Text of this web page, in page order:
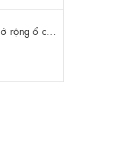
10284 Bộ mở rộng ổ cứng IBM Lenovo x3650 m4 69Y5319 8x 2.5" HS HDD Assembly Kit with Expander